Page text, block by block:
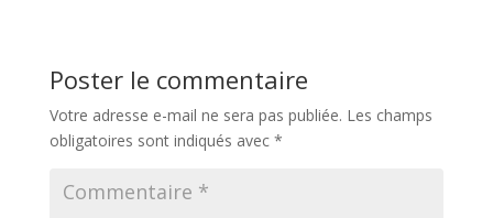
Poster le commentaire
Votre adresse e-mail ne sera pas publiée. Les champs
obligatoires sont indiqués avec *